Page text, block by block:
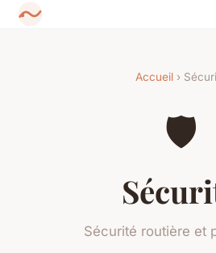
Accueil›
🛡️
Sécurité routière et